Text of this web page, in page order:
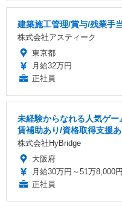
建築施工管理/賞与/残業手
株式会社アスティーク
東京都
月給32万円
正社員
未経験からなれる人気ゲ
賃補助あり/資格取得支援あ
株式会社HyBridge
大阪府
月給30万円～51万8,000円
正社員